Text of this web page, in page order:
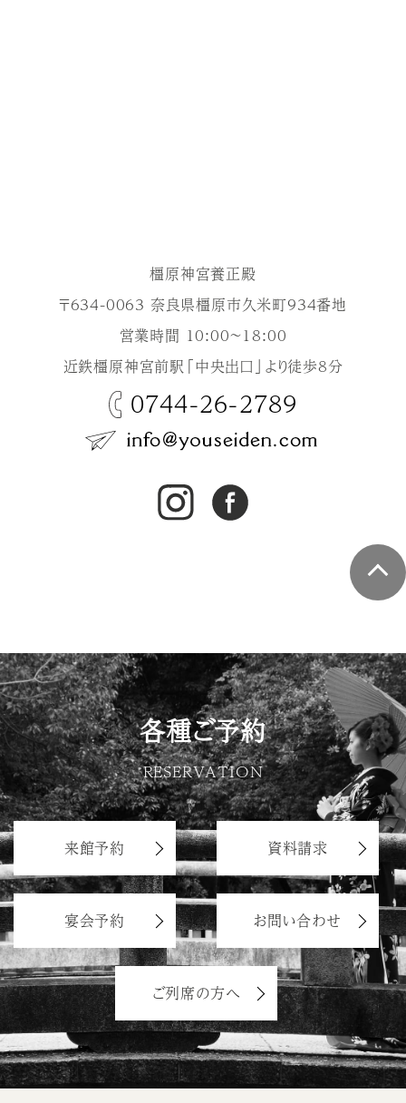
橿原神宮養正殿
〒634-0063 奈良県橿原市久米町934番地
営業時間 10:00～18:00
近鉄橿原神宮前駅「中央出口」より徒歩8分
0744-26-2789
各種ご予約
RESERVATION
来館予約 資料請求
宴会予約 お問い合わせ
ご列席の方へ